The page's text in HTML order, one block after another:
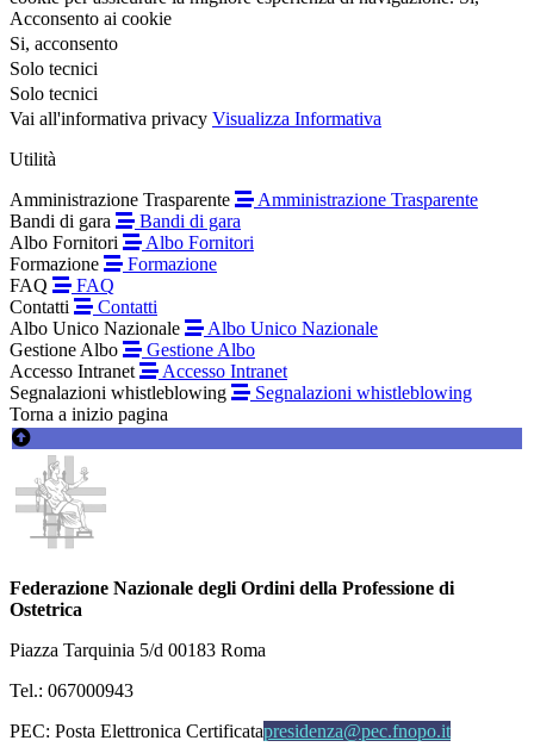
Acconsento ai cookie
Si, acconsento
Solo tecnici
Solo tecnici
Vai all'informativa privacy Visualizza Informativa
Utilità
Amministrazione Trasparente
Amministrazione Trasparente
Bandi di gara
Bandi di gara
Albo Fornitori
Albo Fornitori
Formazione
Formazione
FAQ
FAQ
Contatti
Contatti
Albo Unico Nazionale
Albo Unico Nazionale
Gestione Albo
Gestione Albo
Accesso Intranet
Accesso Intranet
Segnalazioni whistleblowing
Segnalazioni whistleblowing
Torna a inizio pagina
Federazione Nazionale degli Ordini della Professione di
Ostetrica
Piazza Tarquinia 5/d 00183 Roma
Tel.: 067000943
PEC: Posta Elettronica Certificatapresidenza@pec.fnopo.it